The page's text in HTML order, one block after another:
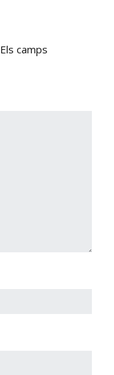
Els camps